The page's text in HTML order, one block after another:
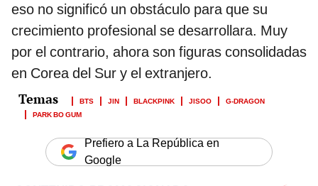
eso no significó un obstáculo para que su
crecimiento profesional se desarrollara. Muy
por el contrario, ahora son figuras consolidadas
en Corea del Sur y el extranjero.
BTS JIN BLACKPINK JISOO
G-DRAGON
PARK BO GUM
Prefiero a La República en
Google